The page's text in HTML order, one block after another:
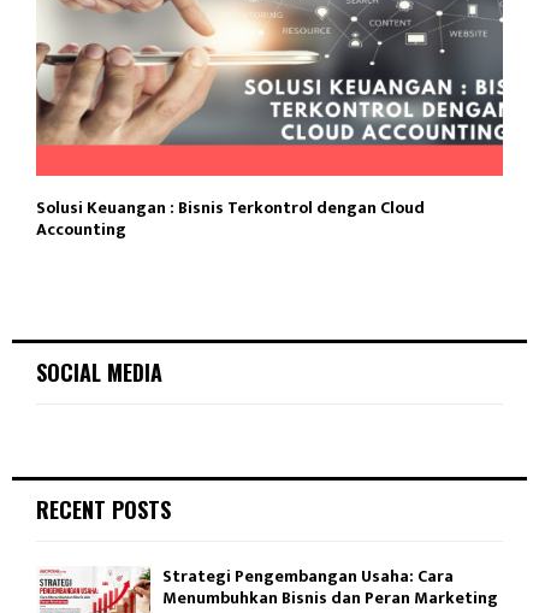
Solusi Keuangan : Bisnis Terkontrol dengan Cloud
Accounting
SOCIAL MEDIA
RECENT POSTS
Strategi Pengembangan Usaha: Cara
Menumbuhkan Bisnis dan Peran Marketing